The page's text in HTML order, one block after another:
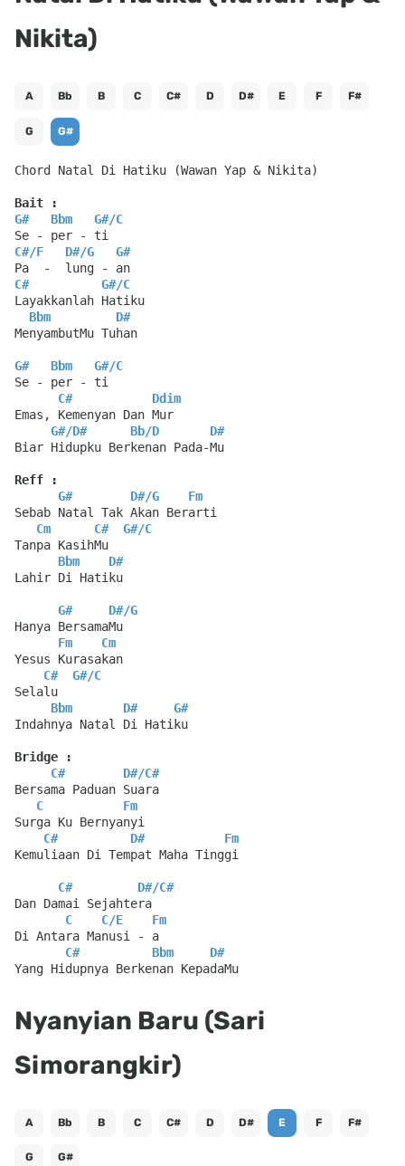
Nikita)
A Bb B C C# D D# E F F#
G G#
Chord Natal Di Hatiku (Wawan Yap & Nikita)
Bait :
G#
Bbm G#/C
Se - per - ti
C#/F D#/G
G#
Pa  -  lung - an
C#
G#/C
Layakkanlah Hatiku
Bbm
D#
MenyambutMu Tuhan
G# Bbm G#/C
Se - per - ti
C#
Ddim
Emas, Kemenyan Dan Mur
G#/D# Bb/D
D#
Biar Hidupku Berkenan Pada-Mu
Reff :
G#
D#/G
Fm
Sebab Natal Tak Akan Berarti
Cm
C# G#/C
Tanpa KasihMu
Bbm
D#
Lahir Di Hatiku
G# D#/G
Hanya BersamaMu
Fm
Cm
Yesus Kurasakan
C#
G#/C
Selalu
Bbm
D#
G#
Indahnya Natal Di Hatiku
Bridge :
C#
D#/C#
Bersama Paduan Suara
C
Fm
Surga Ku Bernyanyi
C#
D#
Fm
Kemuliaan Di Tempat Maha Tinggi
C# D#/C#
Dan Damai Sejahtera
C
C/E
Fm
Di Antara Manusi - a
C#
Bbm
D#
Yang Hidupnya Berkenan KepadaMu
Nyanyian Baru (Sari
Simorangkir)
A Bb B C C# D D# E F F#
G G#